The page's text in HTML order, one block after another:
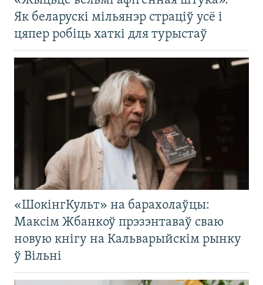
Як беларускі мільянэр страціў усё і
цяпер робіць хаткі для турыстаў
«ШокінгКульт» на барахолаўцы:
Максім Жбанкоў прэзэнтаваў сваю
новую кнігу на Кальварыйскім рынку
ў Вільні